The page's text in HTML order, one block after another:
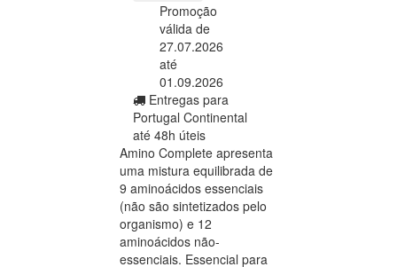
Promoção
válida de
27.07.2026
até
01.09.2026
Entregas para
Portugal Continental
até 48h úteis
Amino Complete apresenta
uma mistura equilibrada de
9 aminoácidos essenciais
(não são sintetizados pelo
organismo) e 12
aminoácidos não-
essenciais. Essencial para